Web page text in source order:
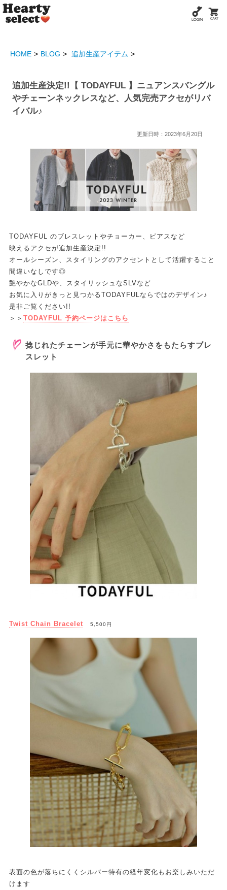
HOME BLOG 追加生産アイテム
追加生産決定!!【 TODAYFUL 】ニュアンスバングル
やチェーンネックレスなど、人気完売アクセがリバ
イバル♪
更新日時：2023年6月20日
TODAYFUL のブレスレットやチョーカー、ピアスなど
映えるアクセが追加生産決定!!
オールシーズン、スタイリングのアクセントとして活躍すること
間違いなしです◎
艶やかなGLDや、スタイリッシュなSLVなど
お気に入りがきっと見つかるTODAYFULならではのデザイン♪
是非ご覧ください!!
＞＞ TODAYFUL 予約ページはこちら
捻じれたチェーンが手元に華やかさをもたらすブレ
スレット
Twist Chain Bracelet 5,500円
表面の色が落ちにくくシルバー特有の経年変化もお楽しみいただ
けます